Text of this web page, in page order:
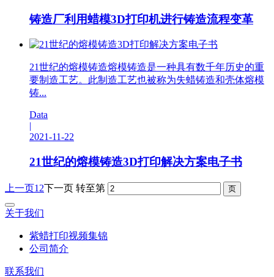
铸造厂利用蜡模3D打印机进行铸造流程变革
21世纪的熔模铸造熔模铸造是一种具有数千年历史的重
要制造工艺。此制造工艺也被称为失蜡铸造和壳体熔模
铸...
Data
|
2021-11-22
21世纪的熔模铸造3D打印解决方案电子书
上一页1 2下一页 转至第
关于我们
紫蜡打印视频集锦
公司简介
联系我们